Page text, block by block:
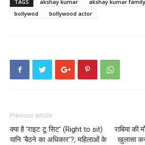
TAGS akshay kumar akshay kumar family
bollywod
bollywood actor
Previous article
क्या है ‘राइट टू सिट’ (Right to sit)
यानि ‘बैठने का अधिकार’?, महिलाओं के
राबिया की
खुलासा